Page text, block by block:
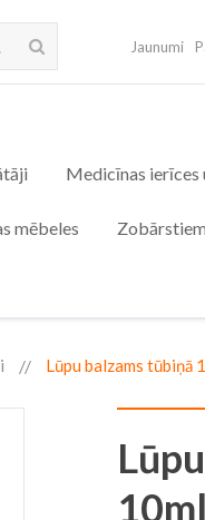
Meklēt
Jaunumi
Medicīnas ierīces
mēbeles Zobārstiem
Lūpu balzams tūbiņā